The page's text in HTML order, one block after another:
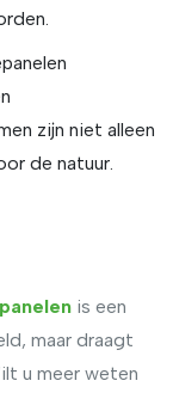
zijn niet alleen
de natuur.
is een
maar draagt
u meer weten